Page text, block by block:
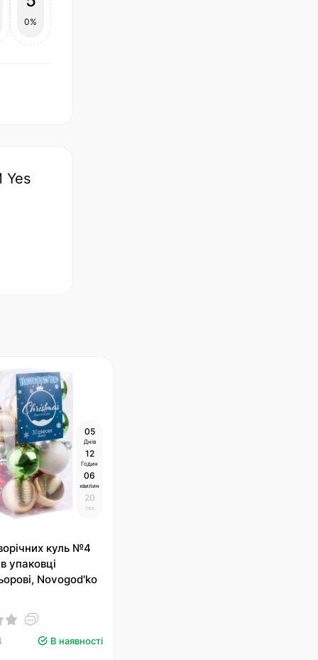
0%
Yes
05
Днів
12
Годин
06
хвилин
19
сек
куль №4
упаковці
Novogod'ko
В наявності